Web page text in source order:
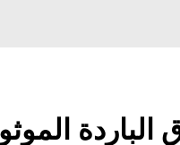
الباردة